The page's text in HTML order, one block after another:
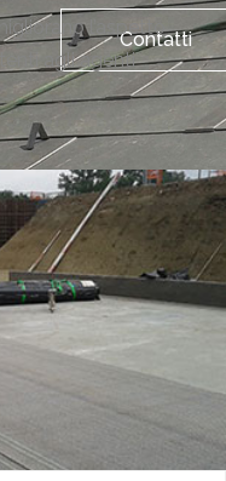
Contatti
l’aspetto
agli agenti